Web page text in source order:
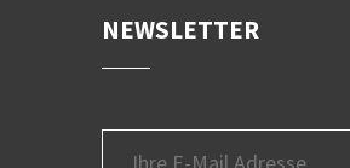
NEWSLETTER